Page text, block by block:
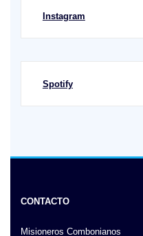
Instagram
Spotify
CONTACTO
Misioneros Combonianos